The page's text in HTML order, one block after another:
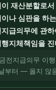
이 재산분할로
나 심판을 하
급의무에 관
지체책임을
금전지급의무 이
부터 — 옳지 않